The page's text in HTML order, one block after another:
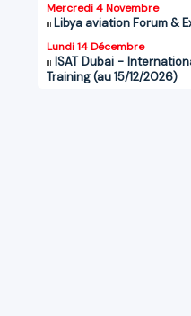
Mercredi 4 Novembre
Libya aviation Forum &
Lundi 14 Décembre
ISAT Dubai -
Training (au 15/12/2026)